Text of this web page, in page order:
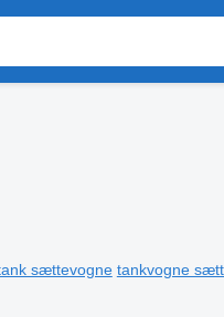
sættevogne tankvogne